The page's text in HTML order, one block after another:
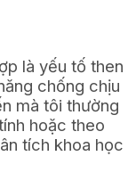
là yếu tố then
chống chịu
mà tôi thường
hoặc theo
tích khoa học